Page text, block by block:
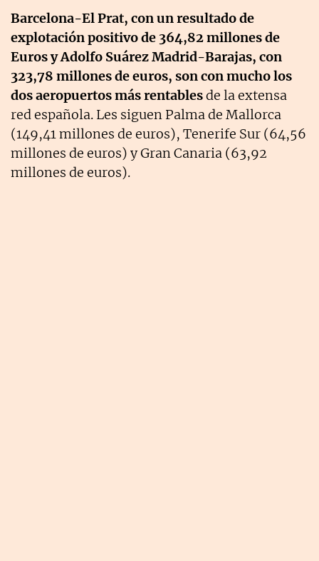
Barcelona-El Prat, con un resultado de
explotación positivo de 364,82 millones de
Euros y Adolfo Suárez Madrid-Barajas, con
323,78 millones de euros, son con mucho los
dos aeropuertos más rentablesde la extensa
red española. Les siguen Palma de Mallorca
(149,41 millones de euros), Tenerife Sur (64,56
millones de euros) y Gran Canaria (63,92
millones de euros).